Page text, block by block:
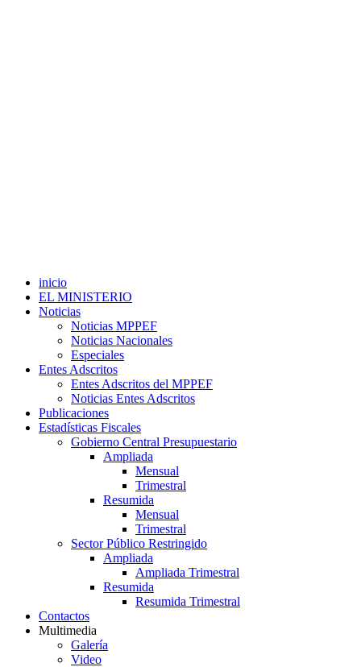
inicio
EL MINISTERIO
Noticias
Noticias MPPEF
Noticias Nacionales
Especiales
Entes Adscritos
Entes Adscritos del MPPEF
Noticias Entes Adscritos
Publicaciones
Estadísticas Fiscales
Gobierno Central Presupuestario
Ampliada
Mensual
Trimestral
Resumida
Mensual
Trimestral
Sector Público Restringido
Ampliada
Ampliada Trimestral
Resumida
Resumida Trimestral
Contactos
Multimedia
Galería
Video